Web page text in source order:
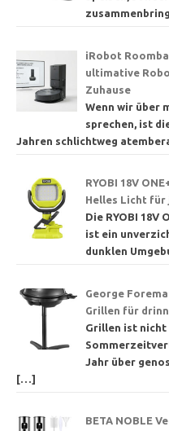
iRobot
ultimative
Zuhause
Wenn wir über
sprechen, ist
Jahren schlichtweg
RYOBI 18V
Helles Licht für
Die RYOBI 18V
ist ein
dunklen
George
Grillen für
Grillen ist
Jahr über
[…]
BETA NOBLE